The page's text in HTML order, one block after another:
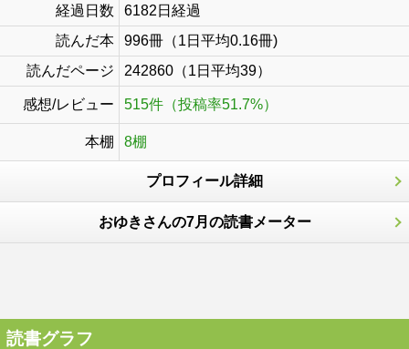
経過日数
6182日経過
読んだ本
996冊（1日平均0.16冊)
読んだページ
242860（1日平均39）
感想/レビュー 515件（投稿率51.7%）
本棚 8棚
プロフィール詳細
おゆきさんの7月の読書メーター
読書グラフ